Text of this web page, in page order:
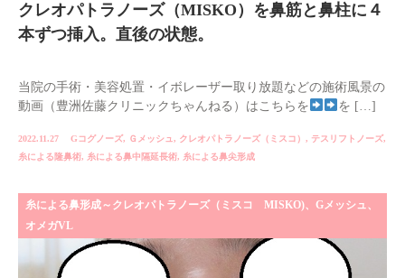
クレオパトラノーズ（MISKO）を鼻筋と鼻柱に４
本ずつ挿入。直後の状態。
当院の手術・美容処置・イボレーザー取り放題などの施術風景の
動画（豊洲佐藤クリニックちゃんねる）はこちらを
を […]
2022.11.27 Gコグノーズ, Ｇメッシュ , クレオパトラノーズ（ミスコ） , テスリフトノーズ,
糸による隆鼻術, 糸による鼻中隔延長術, 糸による鼻尖形成
糸による鼻形成～クレオパトラノーズ（ミスコ MISKO)、Gメッシュ、
オメガVL